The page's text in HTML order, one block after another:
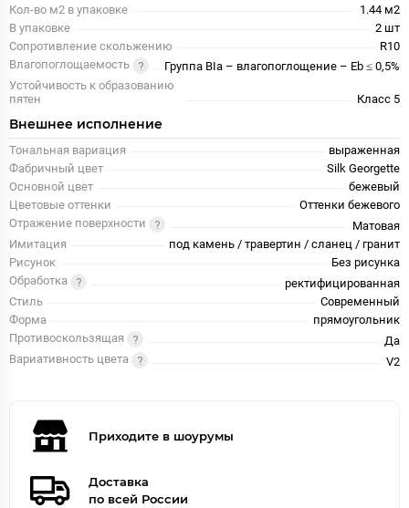
Кол-во м2 в упаковке
1.44 м2
В упаковке
2 шт
Сопротивление скольжению
R10
Влагопоглощаемость
Группа BIa – влагопоглощение – Eb ≤ 0,5%
Устойчивость к образованию
пятен
Класс 5
Внешнее исполнение
Тональная вариация
выраженная
Фабричный цвет
Silk Georgette
Основной цвет
бежевый
Цветовые оттенки
Оттенки бежевого
Отражение поверхности
Матовая
Имитация
под камень / травертин / сланец / гранит
Рисунок
Без рисунка
Обработка
ректифицированная
Стиль
Современный
Форма
прямоугольник
Противоскользящая
Да
Вариативность цвета
V2
Приходите в шоурумы
Доставка
по всей России